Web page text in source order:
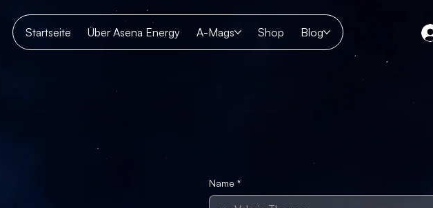
Startseite Über Asena Energy A-Mags Shop Blog
Name *